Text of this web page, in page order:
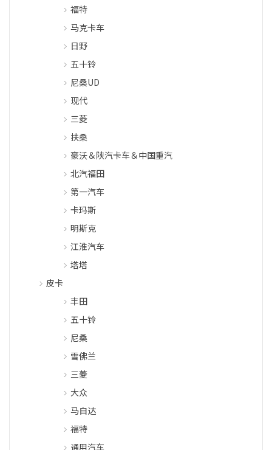
福特
马克卡车
日野
五十铃
尼桑UD
现代
三菱
扶桑
豪沃＆陕汽卡车＆中国重汽
北汽福田
第一汽车
卡玛斯
明斯克
江淮汽车
塔塔
皮卡
丰田
五十铃
尼桑
雪佛兰
三菱
大众
马自达
福特
通用汽车